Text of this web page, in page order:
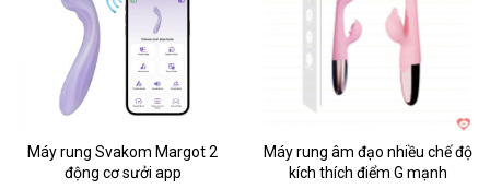
Máy rung Svakom Margot 2
động cơ sưởi app
Máy rung âm đạo nhiều chế độ
kích thích điểm G mạnh